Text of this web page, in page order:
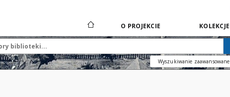
O PROJEKCIE KOLEKCJE
Wyszukiwanie zaawansowane